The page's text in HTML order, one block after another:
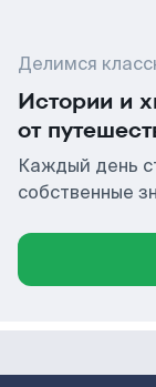
Делимся
Истории и
от
Каждый день
собственные